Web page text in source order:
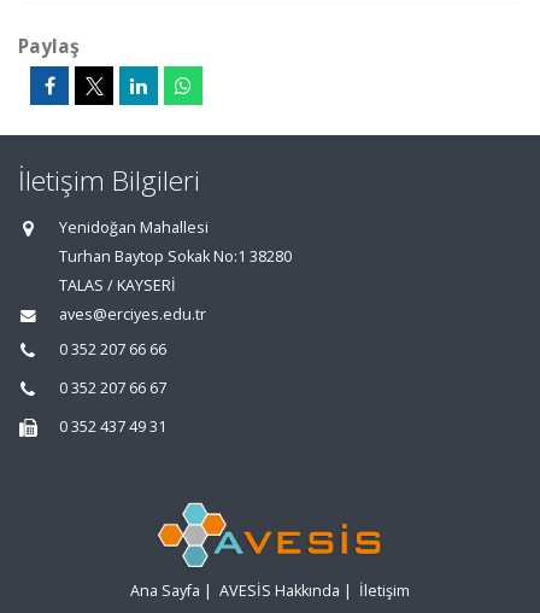
Paylaş
İletişim Bilgileri
Yenidoğan Mahallesi
Turhan Baytop Sokak No:1 38280
TALAS / KAYSERİ
aves@erciyes.edu.tr
0 352 207 66 66
0 352 207 66 67
0 352 437 49 31
Ana Sayfa | AVESİS Hakkında | İletişim